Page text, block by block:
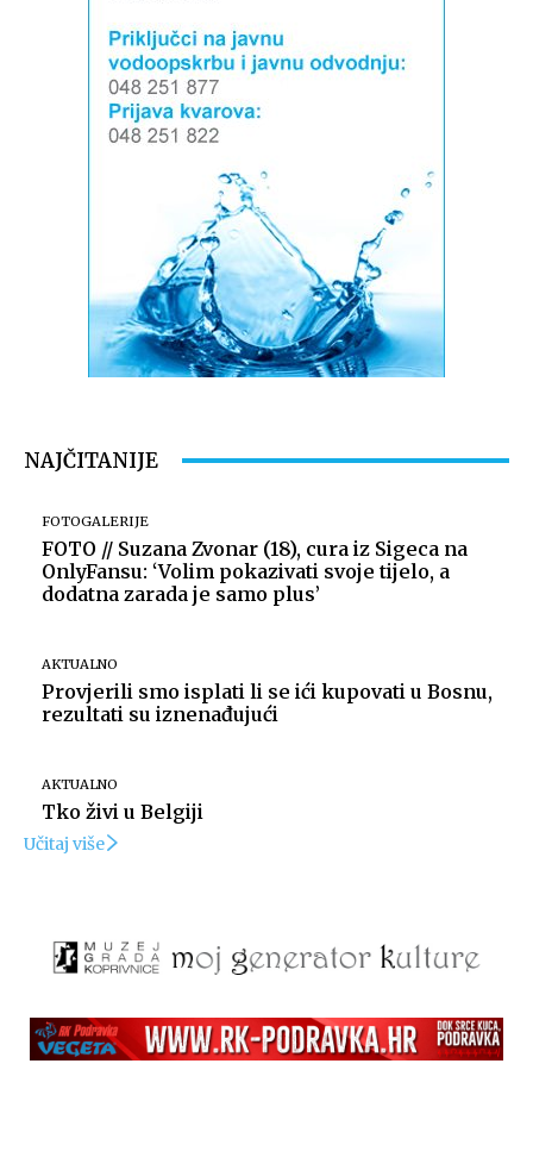
NAJČITANIJE
FOTOGALERIJE
FOTO // Suzana Zvonar (18), cura iz Sigeca na
OnlyFansu: ‘Volim pokazivati svoje tijelo, a
dodatna zarada je samo plus’
AKTUALNO
Provjerili smo isplati li se ići kupovati u Bosnu,
rezultati su iznenađujući
AKTUALNO
Tko živi u Belgiji
Učitaj više